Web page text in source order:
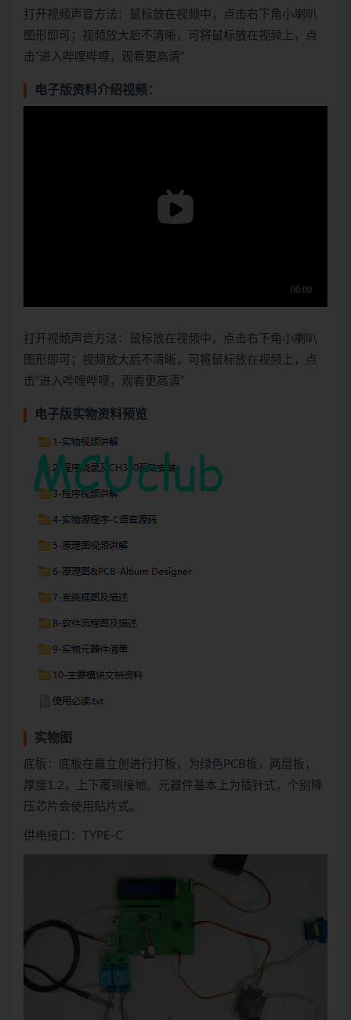
打开视频声音方法：鼠标放在视频中，点击右下角小喇叭
图形即可；视频放大后不清晰，可将鼠标放在视频上，点
击“进入哔哩哔哩，观看更高清”
电子版资料介绍视频：
打开视频声音方法：鼠标放在视频中，点击右下角小喇叭
图形即可；视频放大后不清晰，可将鼠标放在视频上，点
击“进入哔哩哔哩，观看更高清”
电子版实物资料预览
实物图
底板：底板在嘉立创进行打板，为绿色PCB板，两层板，
厚度1.2，上下覆铜接地。元器件基本上为插针式，个别降
压芯片会使用贴片式。
供电接口：TYPE-C